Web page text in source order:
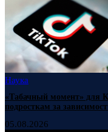
Наука
«Табачный момент» для
подросткам за
05.08.2026